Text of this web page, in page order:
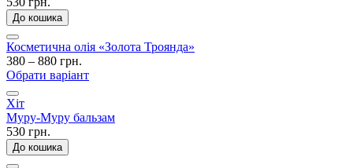
До кошика
Косметична олія «Золота Троянда»
380 – 880 грн.
Обрати варіант
Хіт
Муру-Муру бальзам
530 грн.
До кошика